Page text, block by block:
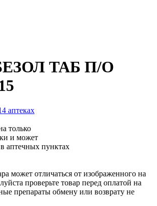
ТАБ П/О
аптеках
только
и может
аптечных пунктах
может отличаться от изображенного на
проверьте товар перед оплатой на
препараты обмену или возврату не